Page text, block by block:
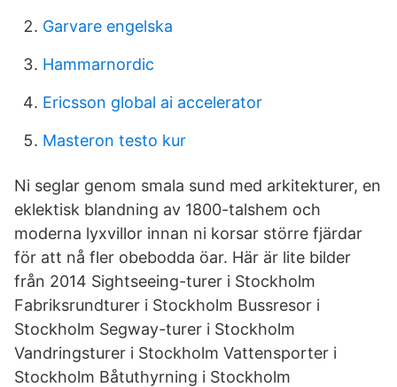
Garvare engelska
Hammarnordic
Ericsson global ai accelerator
Masteron testo kur
Ni seglar genom smala sund med arkitekturer, en
eklektisk blandning av 1800-talshem och
moderna lyxvillor innan ni korsar större fjärdar
för att nå fler obebodda öar. Här är lite bilder
från 2014 Sightseeing-turer i Stockholm
Fabriksrundturer i Stockholm Bussresor i
Stockholm Segway-turer i Stockholm
Vandringsturer i Stockholm Vattensporter i
Stockholm Båtuthyrning i Stockholm